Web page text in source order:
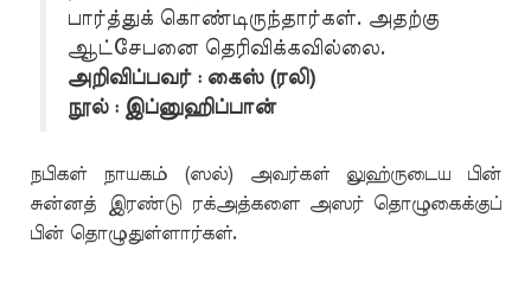
பார்த்துக் கொண்டிருந்தார்கள். அதற்கு
ஆட்சேபனை தெரிவிக்கவில்லை.
அறிவிப்பவர் : கைஸ் (ரலி)
நூல் : இப்னுஹிப்பான்
நபிகள் நாயகம் (ஸல்) அவர்கள் லுஹ்ருடைய பின்
சுன்னத் இரண்டு ரக்அத்களை அஸர் தொழுகைக்குப்
பின் தொழுதுள்ளார்கள்.